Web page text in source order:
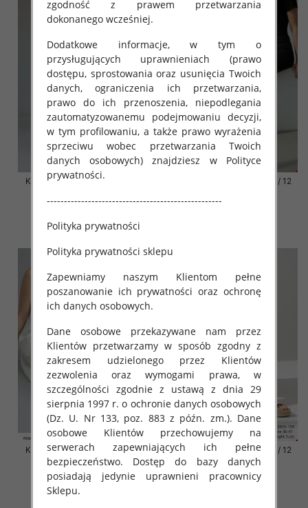
Klapki damskie Roz 36-42 / 12
szczegóły
Klapki damskie Roz 36-42 / 12
Klapki damskie Roz 36-42 / 12
par
41.00 zł
szczegóły
Klapki damskie Roz 36-42 / 12
par
41.00 zł
zgodność z prawem przetwarzania
dokonanego wcześniej.
Dodatkowe informacje, w tym o
przysługujących uprawnieniach (prawo
dostępu, sprostowania oraz usunięcia Twoich
danych, ograniczenia ich przetwarzania,
prawo do ich przenoszenia, niepodlegania
zautomatyzowanemu podejmowaniu decyzji,
w tym profilowaniu, a także prawo wyrażenia
sprzeciwu wobec przetwarzania Twoich
danych osobowych) znajdziesz w Polityce
prywatności.
---------------------------------------------------
Polityka prywatności
Polityka prywatności sklepu
Zapewniamy naszym Klientom pełne
poszanowanie ich prywatności oraz ochronę
ich danych osobowych.
Dane osobowe przekazywane nam przez
Klientów przetwarzamy w sposób zgodny z
zakresem udzielonego przez Klientów
zezwolenia oraz wymogami prawa, w
szczególności zgodnie z ustawą z dnia 29
sierpnia 1997 r. o ochronie danych osobowych
(Dz. U. Nr 133, poz. 883 z późn. zm.). Dane
osobowe Klientów przechowujemy na
serwerach zapewniających ich pełne
bezpieczeństwo. Dostęp do bazy danych
posiadają jedynie uprawnieni pracownicy
Sklepu.